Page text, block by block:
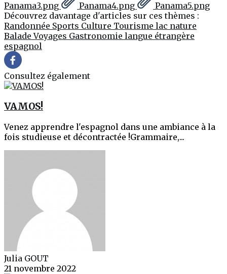
Panama3.png
Panama4.png
Panama5.png
Découvrez davantage d'articles sur ces thèmes :
Randonnée Sports Culture Tourisme lac nature
BaladeVoyages Gastronomie langue étrangère
espagnol
Consultez également
VAMOS!
Venez apprendre l'espagnol dans une ambiance à la
fois studieuse et décontractée !Grammaire,...
Julia GOUT
21 novembre 2022